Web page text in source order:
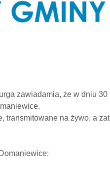
zawiadamia, że w dniu 30
na żywo, a